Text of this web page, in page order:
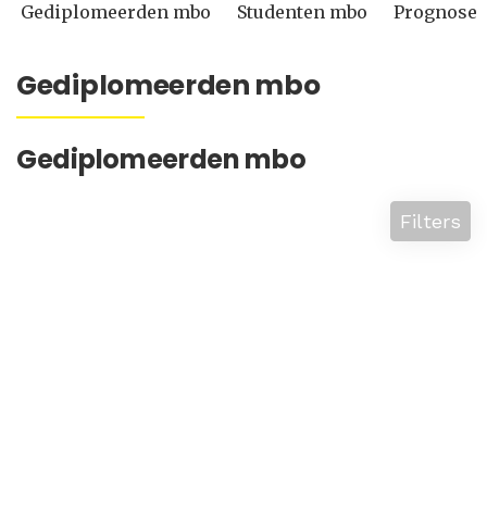
Gediplomeerden mbo Studenten mbo Prognose
Gediplomeerden mbo
Gediplomeerden mbo
Filters